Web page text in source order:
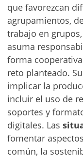
que favorezcan
agrupamientos,
trabajo en
asuma
forma
reto planteado.
implicar la
incluir el uso de
soportes y
digitales. Las
fomentar
común, la